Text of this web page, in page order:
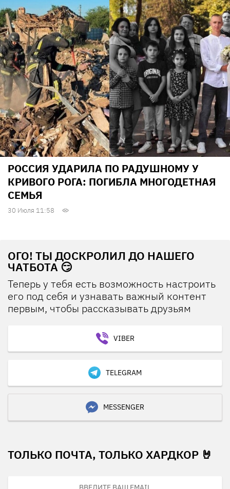
РОССИЯ УДАРИЛА ПО РАДУШНОМУ У
КРИВОГО РОГА: ПОГИБЛА МНОГОДЕТНАЯ
СЕМЬЯ
30 Июля 11:58
ОГО! ТЫ ДОСКРОЛИЛ ДО НАШЕГО
ЧАТБОТА 😏
Теперь у тебя есть возможность настроить
его под себя и узнавать важный контент
первым, чтобы рассказывать друзьям
VIBER
TELEGRAM
MESSENGER
ТОЛЬКО ПОЧТА, ТОЛЬКО ХАРДКОР 🤘